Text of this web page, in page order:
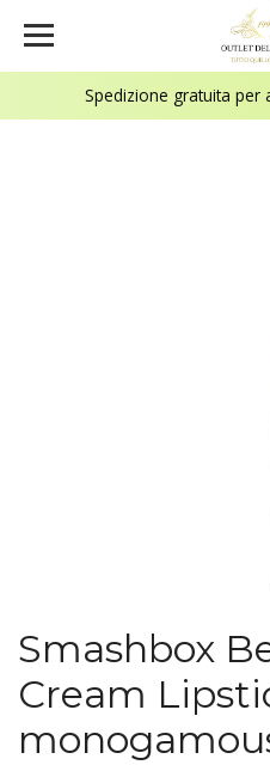
Spedizione gratuita per
Smashbox
Cream